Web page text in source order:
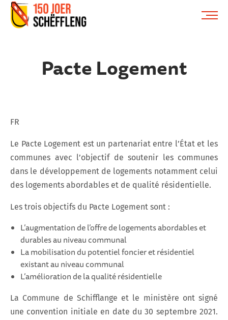
Schifflange, schifflange-logo, gemeng
Pacte Logement
FR
Le Pacte Logement est un partenariat entre l’État et les
communes avec l’objectif de soutenir les communes
dans le développement de logements notamment celui
des logements abordables et de qualité résidentielle.
Les trois objectifs du Pacte Logement sont :
L’augmentation de l’offre de logements abordables et
durables au niveau communal
La mobilisation du potentiel foncier et résidentiel
existant au niveau communal
L’amélioration de la qualité résidentielle
La Commune de Schifflange et le ministère ont signé
une convention initiale en date du 30 septembre 2021.